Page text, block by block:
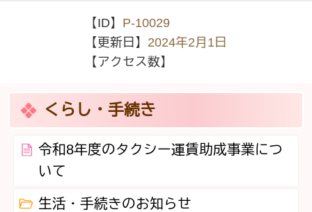
【ID】 P-10029
【更新日】 2024年2月1日
【アクセス数】
くらし・手続き
令和8年度のタクシー運賃助成事業につ
いて
生活・手続きのお知らせ